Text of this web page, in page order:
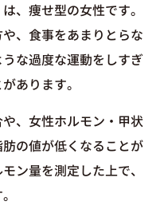
、痩せ型の女性です。
、食事をあまりとらな
な過度な運動をしすぎ
あります。
、女性ホルモン・甲状
の値が低くなることが
ン量を測定した上で、